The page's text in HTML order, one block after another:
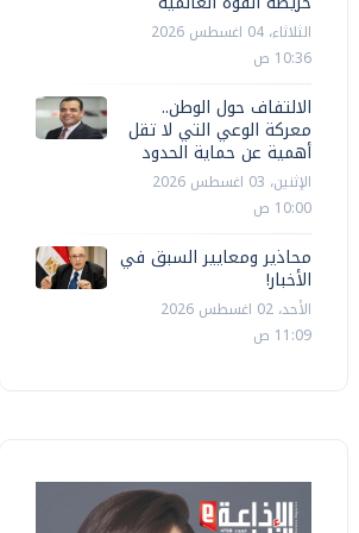
الإعدادية العامة والأزهرية
الثلاثاء، 04 اغسطس 2026
10:36 ص
الالتفاف حول الوطن..
معركة الوعي التي لا تقل
أهمية عن حماية الحدود
الإثنين، 03 اغسطس 2026
10:00 ص
محاذير ومعايير السبق في
الأخبار!
الأحد، 02 اغسطس 2026
11:09 ص